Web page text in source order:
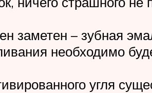
заметен – зубная
необходимо
угля